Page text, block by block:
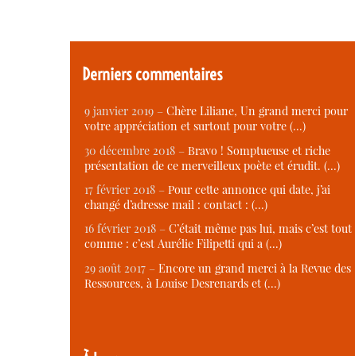
Derniers commentaires
9 janvier 2019 – Chère Liliane, Un grand merci pour
votre appréciation et surtout pour votre (…)
30 décembre 2018 – Bravo ! Somptueuse et riche
présentation de ce merveilleux poète et érudit. (…)
17 février 2018 – Pour cette annonce qui date, j’ai
changé d’adresse mail : contact : (…)
16 février 2018 – C’était même pas lui, mais c’est tout
comme : c’est Aurélie Filipetti qui a (…)
29 août 2017 – Encore un grand merci à la Revue des
Ressources, à Louise Desrenards et (…)